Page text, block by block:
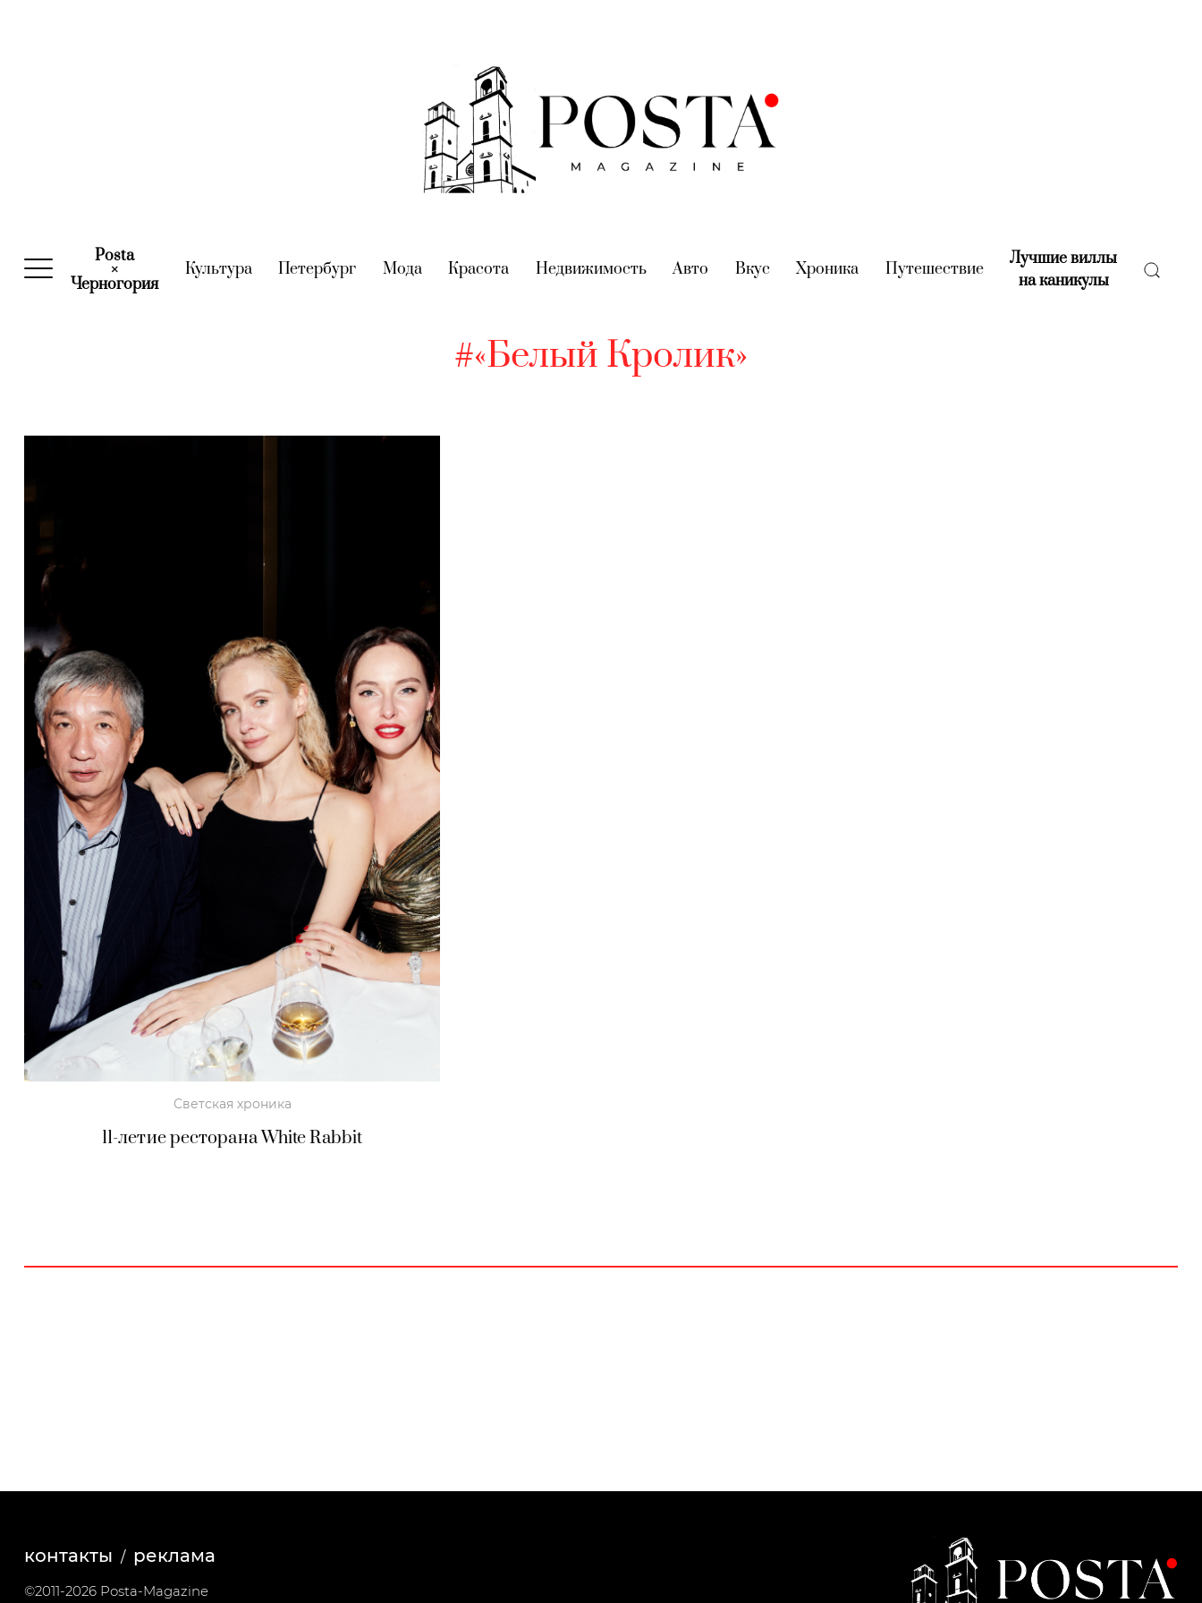
Posta
×
Черногория(current)
Культура(current)
Петербург (current)
Мода(current)
Красота (current)
Недвижимость(current)
Авто (current)
Вкус (current)
Хроника (current)
Путешествие(current)
Лучшие виллы
на каникулы(current)
#«Белый Кролик»
Светская хроника
11-летие ресторана White Rabbit
контакты реклама
©2011-2026 Posta-Magazine